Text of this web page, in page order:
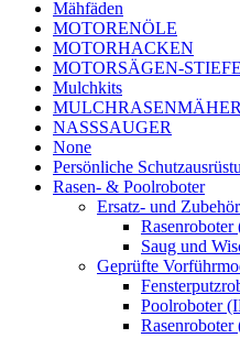
Mähfäden
MOTORENÖLE
MOTORHACKEN
MOTORSÄGEN-
Mulchkits
MULCHRASENMÄHER
NASSSAUGER
None
Persönliche
Rasen- & Poolroboter
Ersatz- und
Saug und
Geprüfte
Poolroboter